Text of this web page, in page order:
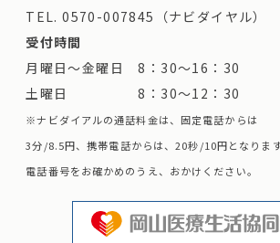
TEL.0570-007845（ナビダイヤル）
受付時間
月曜日～金曜日 8：30～16：30
土曜日 8：30～12：30
※ナビダイアルの通話料金は、固定電話からは
3分/8.5円、携帯電話からは、20秒/10円となりま
電話番号をお確かめのうえ、おかけください。